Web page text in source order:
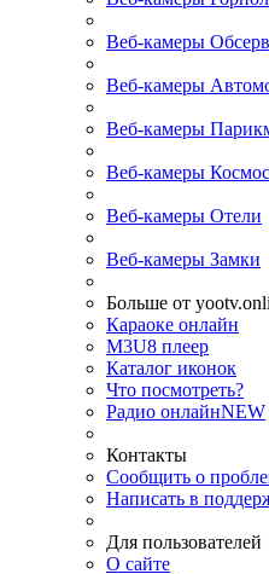
Веб-камеры
Веб-камеры
Веб-камеры
Веб-камеры Космос
Веб-камеры Отели
Веб-камеры Замки
Больше от
Караоке онлайн
M3U8 плеер
Каталог иконок
Что посмотреть?
Радио онлайнNEW
Контакты
Сообщить о
Написать в
Для пользователей
О сайте